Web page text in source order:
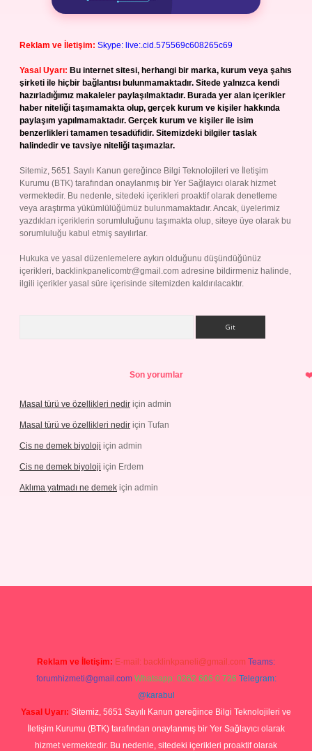
Reklam ve İletişim: Skype: live:.cid.575569c608265c69
Yasal Uyarı: Bu internet sitesi, herhangi bir marka, kurum veya şahıs
şirketi ile hiçbir bağlantısı bulunmamaktadır. Sitede yalnızca kendi
hazırladığımız makaleler paylaşılmaktadır. Burada yer alan içerikler
haber niteliği taşımamakta olup, gerçek kurum ve kişiler hakkında
paylaşım yapılmamaktadır. Gerçek kurum ve kişiler ile isim
benzerlikleri tamamen tesadüfidir. Sitemizdeki bilgiler taslak
halindedir ve tavsiye niteliği taşımazlar.
Sitemiz, 5651 Sayılı Kanun gereğince Bilgi Teknolojileri ve İletişim
Kurumu (BTK) tarafından onaylanmış bir Yer Sağlayıcı olarak hizmet
vermektedir. Bu nedenle, sitedeki içerikleri proaktif olarak denetleme
veya araştırma yükümlülüğümüz bulunmamaktadır. Ancak, üyelerimiz
yazdıkları içeriklerin sorumluluğunu taşımakta olup, siteye üye olarak bu
sorumluluğu kabul etmiş sayılırlar.
Hukuka ve yasal düzenlemelere aykırı olduğunu düşündüğünüz
içerikleri, backlinkpanelicomtr@gmail.com adresine bildirmeniz halinde,
ilgili içerikler yasal süre içerisinde sitemizden kaldırılacaktır.
Son yorumlar
Masal türü ve özellikleri nedir için admin
Masal türü ve özellikleri nedir için Tufan
Cis ne demek biyoloji için admin
Cis ne demek biyoloji için Erdem
Aklıma yatmadı ne demek için admin
Reklam ve İletişim: E-mail: backlinkpaneli@gmail.com Teams:
forumhizmeti@gmail.com Whatsapp: 0262 606 0 726 Telegram:
@karabul
Yasal Uyarı: Sitemiz, 5651 Sayılı Kanun gereğince Bilgi Teknolojileri ve
İletişim Kurumu (BTK) tarafından onaylanmış bir Yer Sağlayıcı olarak
hizmet vermektedir. Bu nedenle, sitedeki içerikleri proaktif olarak